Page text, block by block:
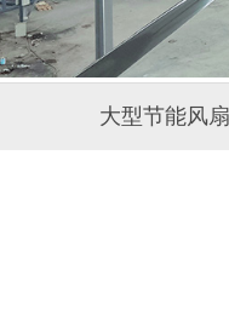
大型节能风扇